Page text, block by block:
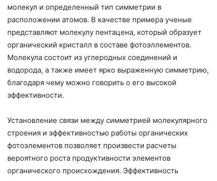
молекул и определенный тип симметрии в
расположении атомов. В качестве примера ученые
представляют молекулу пентацена, который образует
органический кристалл в составе фотоэллементов.
Молекула состоит из углеродных соединений и
водорода, а также имеет ярко выраженную симметрию,
благодаря чему можно говорить о его высокой
эффективности.
Установление связи между симметрией молекулярного
строения и эффективностью работы органических
фотоэлементов позволяет произвести расчеты
вероятного роста продуктивности элементов
органического происхождения. Эффективность